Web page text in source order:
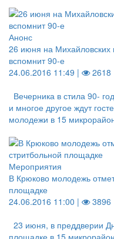
Анонс
26 июня на
вспомнит 90-е
24.06.2016 11:49 |
2618
Вечерника в стила 90-
и многое другое ждут
молодежи в 15
Мероприятия
В Крюково молодежь
площадке
24.06.2016 11:00 |
3896
23 июня, в преддверии